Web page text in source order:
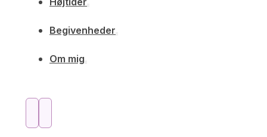
Begivenheder
Om mig